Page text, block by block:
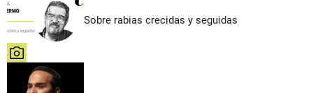
Sobre rabias crecidas y seguidas
share